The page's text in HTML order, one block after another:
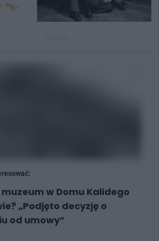
w Domu Kalidego
„Podjęto decyzję o
od umowy”